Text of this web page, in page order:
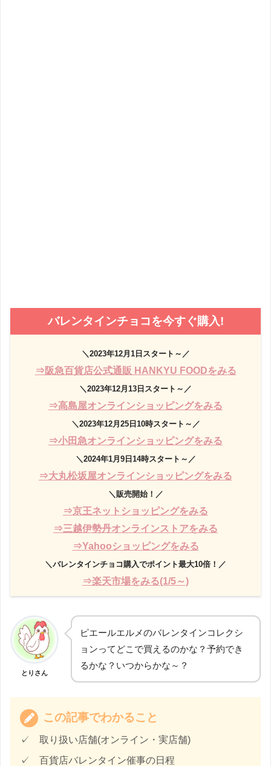
バレンタインチョコを今すぐ購入!
＼2023年12月1日スタート～／
⇒阪急百貨店公式通販 HANKYU FOODをみる
＼2023年12月13日スタート～／
⇒高島屋オンラインショッピングをみる
＼2023年12月25日10時スタート～／
⇒小田急オンラインショッピングをみる
＼2024年1月9日14時スタート～／
⇒大丸松坂屋オンラインショッピングをみる
＼販売開始！／
⇒京王ネットショッピングをみる
⇒三越伊勢丹オンラインストアをみる
⇒Yahooショッピングをみる
＼バレンタインチョコ購入でポイント最大10倍！／
⇒楽天市場をみる(1/5～)
とりさん
ピエールエルメのバレンタインコレクシ
ョンってどこで買えるのかな？予約でき
るかな？いつからかな～？
この記事でわかること
✓ 取り扱い店舗(オンライン・実店舗)
✓ 百貨店バレンタイン催事の日程